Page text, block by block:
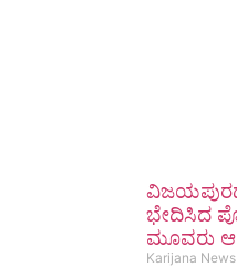
ಭೇದಿಸಿದ
ಮೂವರು
Karijana